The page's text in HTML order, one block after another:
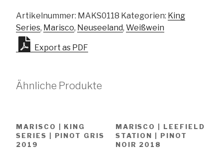
Artikelnummer: MAKS0118 Kategorien: King
Series, Marisco, Neuseeland, Weißwein
Export as PDF
Ähnliche Produkte
MARISCO | KING
SERIES | PINOT GRIS
2019
MARISCO | LEEFIELD
STATION | PINOT
NOIR 2018